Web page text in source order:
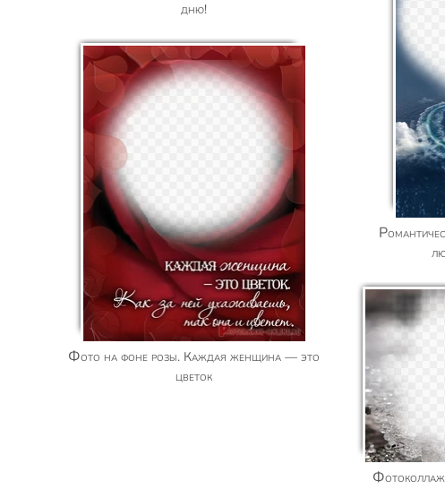
дню!
Романтический фотоэффект с надписью о
Фото на фоне розы. Каждая женщина — это
цветок